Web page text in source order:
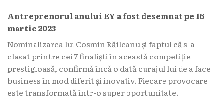
Antreprenorul anului EY a fost desemnat pe 16
martie 2023
Nominalizarea lui Cosmin Răileanu și faptul că s-a
clasat printre cei 7 finaliști în această competiție
prestigioasă, confirmă încă o dată curajul lui de a face
business în mod diferit și inovativ. Fiecare provocare
este transformată într-o super oportunitate.